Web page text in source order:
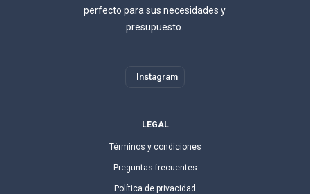
perfecto para sus necesidades y
presupuesto.
Instagram
LEGAL
Términos y condiciones
Preguntas frecuentes
Política de privacidad